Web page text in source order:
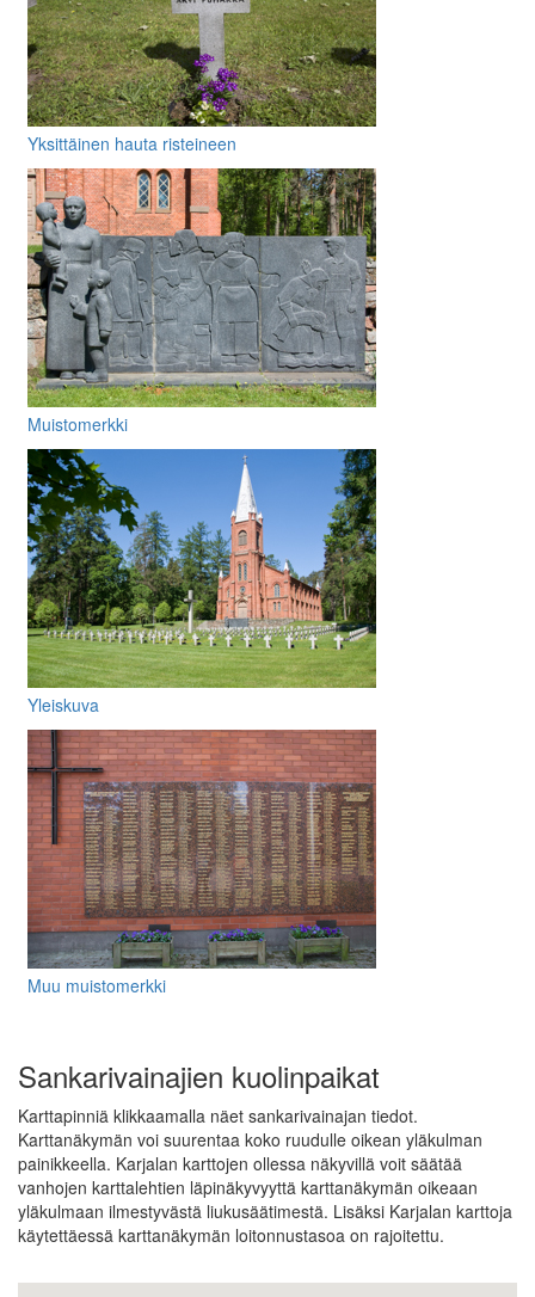
Yksittäinen hauta risteineen
muistolaattoineen
Muistomerkki
Yleiskuva
Muu muistomerkki
Sankarivainajien kuolinpaikat
Karttapinniä klikkaamalla näet sankarivainajan tiedot.
Karttanäkymän voi suurentaa koko ruudulle oikean yläkulman
painikkeella. Karjalan karttojen ollessa näkyvillä voit säätää
vanhojen karttalehtien läpinäkyvyyttä karttanäkymän oikeaan
yläkulmaan ilmestyvästä liukusäätimestä. Lisäksi Karjalan karttoja
käytettäessä karttanäkymän loitonnustasoa on rajoitettu.